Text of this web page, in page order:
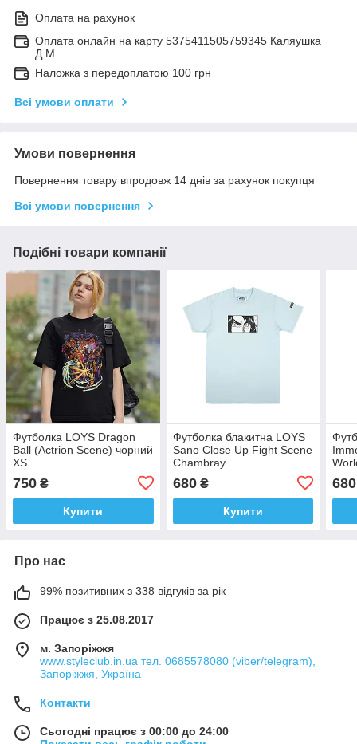
Оплата на рахунок
Оплата онлайн на карту 5375411505759345 Каляушка
Д.М
Наложка з передоплатою 100 грн
Всі умови оплати
Умови повернення
Повернення товару впродовж 14 днів за рахунок покупця
Всі умови повернення
Подібні товари компанії
Футболка LOYS Dragon
Ball (Actrion Scene) чорний
XS
750 ₴
Купити
Футболка блакитна LOYS
Sano Close Up Fight Scene
Chambray
680₴
Купити
680
Про нас
99% позитивних з 338 відгуків за рік
Працює з 25.08.2017
м. Запоріжжя
www.styleclub.in.ua тел. 0685578080 (viber/telegram),
Запоріжжя, Україна
Контакти
Сьогодні працює з 00:00 до 24:00